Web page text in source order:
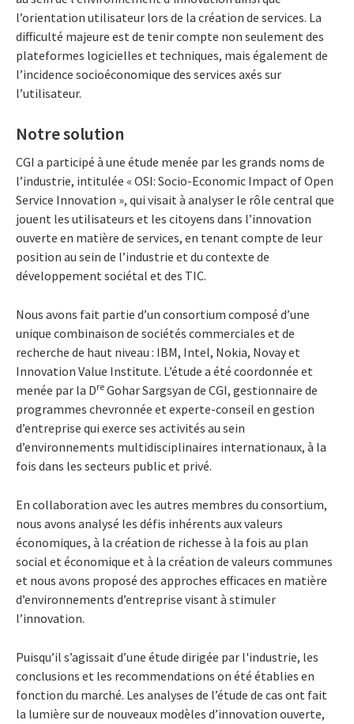
l’orientation utilisateur lors de la création de services. La
difficulté majeure est de tenir compte non seulement des
plateformes logicielles et techniques, mais également de
l’incidence socioéconomique des services axés sur
l’utilisateur.
Notre solution
CGI a participé à une étude menée par les grands noms de
l’industrie, intitulée « OSI: Socio-Economic Impact of Open
Service Innovation », qui visait à analyser le rôle central que
jouent les utilisateurs et les citoyens dans l’innovation
ouverte en matière de services, en tenant compte de leur
position au sein de l’industrie et du contexte de
développement sociétal et des TIC.
Nous avons fait partie d’un consortium composé d’une
unique combinaison de sociétés commerciales et de
recherche de haut niveau : IBM, Intel, Nokia, Novay et
Innovation Value Institute. L’étude a été coordonnée et
menée par la Dre Gohar Sargsyan de CGI, gestionnaire de
programmes chevronnée et experte-conseil en gestion
d’entreprise qui exerce ses activités au sein
d’environnements multidisciplinaires internationaux, à la
fois dans les secteurs public et privé.
En collaboration avec les autres membres du consortium,
nous avons analysé les défis inhérents aux valeurs
économiques, à la création de richesse à la fois au plan
social et économique et à la création de valeurs communes
et nous avons proposé des approches efficaces en matière
d’environnements d’entreprise visant à stimuler
l’innovation.
Puisqu’il s’agissait d’une étude dirigée par l'industrie, les
conclusions et les recommendations on été établies en
fonction du marché. Les analyses de l’étude de cas ont fait
la lumière sur de nouveaux modèles d’innovation ouverte,